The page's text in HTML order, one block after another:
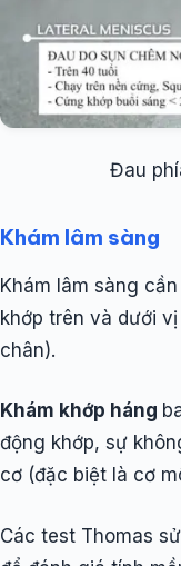
Đau
Khám lâm sàng
Khám lâm sàng
khớp trên và dưới
chân).
Khám khớp háng
động khớp, sự
cơ (đặc biệt là cơ
Các test Thomas